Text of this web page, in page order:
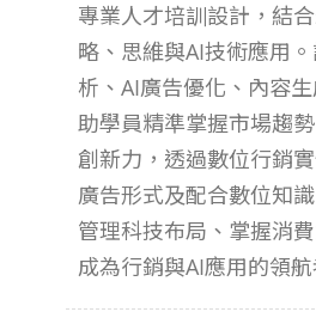
專業人才培訓設計，結
略、思維與AI技術應用
析、AI廣告優化、內容
助學員精準掌握市場趨
創新力，透過數位行銷
廣告形式及配合數位知
管理科技布局、掌握消
成為行銷與AI應用的領航